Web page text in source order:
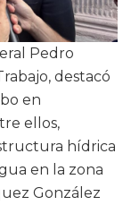
Pedro
destacó
en
ellos,
hídrica
en la zona
González